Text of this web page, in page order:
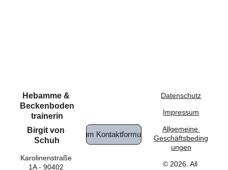
Hebamme &
Beckenboden
trainerin
Birgit von
Schuh
Karolinenstraße
1A - 90402
Zum Kontaktformular
Datenschutz
Impressum
Allgemeine
Geschäftsbeding
ungen
© 2026. All